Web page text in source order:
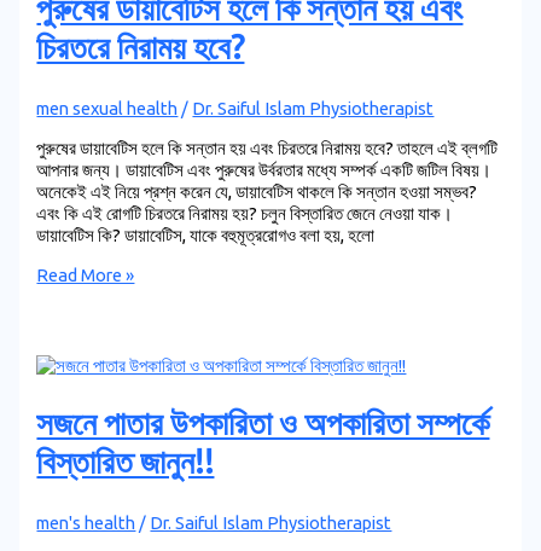
পুরুষের ডায়াবেটিস হলে কি সন্তান হয় এবং
চিরতরে নিরাময় হবে?
men sexual health / Dr. Saiful Islam Physiotherapist
পুরুষের ডায়াবেটিস হলে কি সন্তান হয় এবং চিরতরে নিরাময় হবে? তাহলে এই ব্লগটি
আপনার জন্য। ডায়াবেটিস এবং পুরুষের উর্বরতার মধ্যে সম্পর্ক একটি জটিল বিষয়।
অনেকেই এই নিয়ে প্রশ্ন করেন যে, ডায়াবেটিস থাকলে কি সন্তান হওয়া সম্ভব?
এবং কি এই রোগটি চিরতরে নিরাময় হয়? চলুন বিস্তারিত জেনে নেওয়া যাক।
ডায়াবেটিস কি? ডায়াবেটিস, যাকে বহুমূত্ররোগও বলা হয়, হলো
Read More »
সজনে পাতার উপকারিতা ও অপকারিতা সম্পর্কে
বিস্তারিত জানুন!!
men's health / Dr. Saiful Islam Physiotherapist